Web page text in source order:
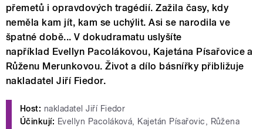
přemetů i opravdových tragédií. Zažila časy, kdy
neměla kam jít, kam se uchýlit. Asi se narodila ve
špatné době... V dokudramatu uslyšíte
například Evellyn Pacolákovou, Kajetána Písařovice a
Růženu Merunkovou. Život a dílo básnířky přibližuje
nakladatel Jiří Fiedor.
Host: nakladatel Jiří Fiedor
Účinkují: Evellyn Pacoláková, Kajetán Písařovic, Růžena